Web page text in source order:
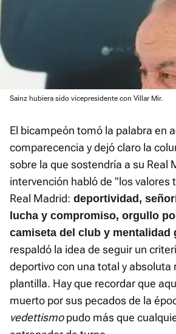
Sainz hubiera sido vicepresidente con Villar Mir.
El bicampeón tomó la palabra en
comparecencia y dejó claro la
sobre la que sostendría a su Real
intervención habló de "los valores
Real Madrid: deportividad,
lucha y compromiso, orgullo
camiseta del club y mentalidad
respaldó la idea de seguir un
deportivo con una total y absoluta
plantilla. Hay que recordar que
muerto por sus pecados de la
vedettismopudo más que